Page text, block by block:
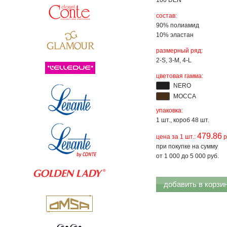
состав:
90% полиамид
10% эластан
размерный ряд:
2-S, 3-M, 4-L
цветовая гамма:
NERO
MOCCA
упаковка:
1 шт., короб 48 шт.
цена за 1 шт.: 479.86
при покупке на сумму
от 1 000 до 5 000 руб.
добавить в